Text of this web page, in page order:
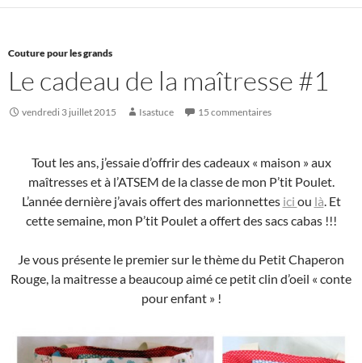
Couture pour les grands
Le cadeau de la maîtresse #1
vendredi 3 juillet 2015 Isastuce 15 commentaires
Tout les ans, j’essaie d’offrir des cadeaux « maison » aux
maîtresses et à l’ATSEM de la classe de mon P’tit Poulet.
L’année dernière j’avais offert des marionnettes ici ou là. Et
cette semaine, mon P’tit Poulet a offert des sacs cabas !!!
Je vous présente le premier sur le thème du Petit Chaperon
Rouge, la maitresse a beaucoup aimé ce petit clin d’oeil « conte
pour enfant » !